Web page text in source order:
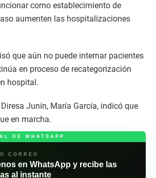
como establecimiento de
aumenten las hospitalizaciones
que aún no puede internar pacientes
en proceso de recategorización
hospital.
Junín, María García, indicó que
en marcha.
DE WHATSAPP
CORREO
en WhatsApp y recibe las
al instante